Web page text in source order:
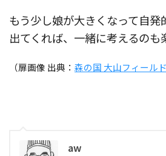
もう少し娘が大きくなって自
出てくれば、一緒に考えるのも
（扉画像 出典： 森の国 大山フィール
aw